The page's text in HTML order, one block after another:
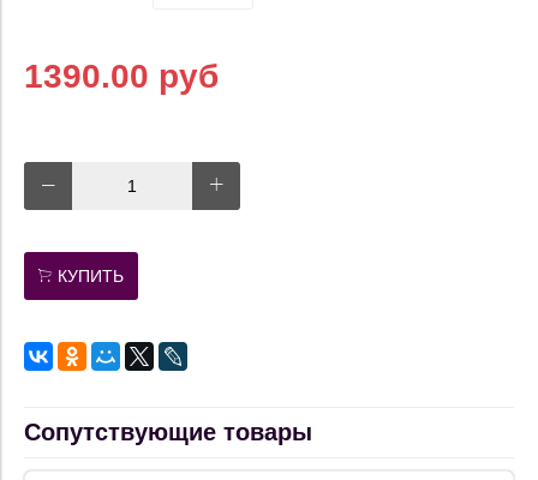
1390.00 руб
КУПИТЬ
Сопутствующие товары